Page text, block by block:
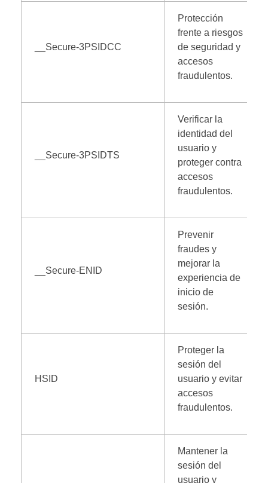
__Secure-3PSIDCC
Protección
frente a riesgos
de seguridad y
accesos
fraudulentos.
__Secure-3PSIDTS
Verificar la
identidad del
usuario y
proteger contra
accesos
fraudulentos.
__Secure-ENID
Prevenir
fraudes y
mejorar la
experiencia de
inicio de
sesión.
HSID
Proteger la
sesión del
usuario y evitar
accesos
fraudulentos.
Mantener la
sesión del
usuario y